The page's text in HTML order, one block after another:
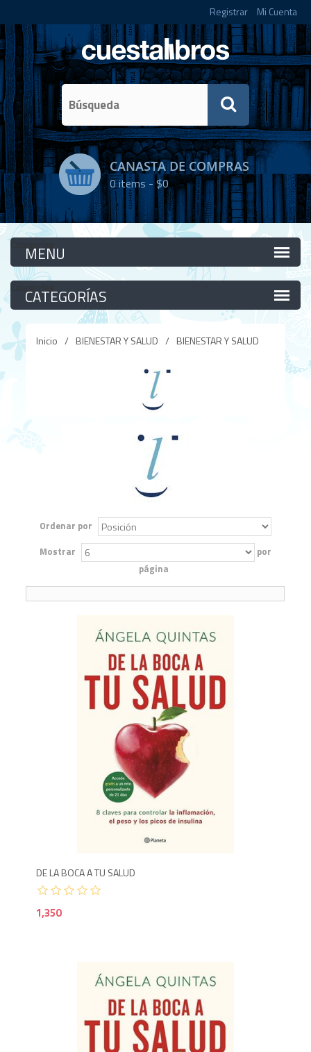
Registrar Mi Cuenta
CANASTA DE COMPRAS
0items -$0
Categorías
Categorías
Inicio / BIENESTAR Y SALUD / BIENESTAR Y SALUD
Ordenar por
Mostrar
por
página
DE LA BOCA A TU SALUD
1,350